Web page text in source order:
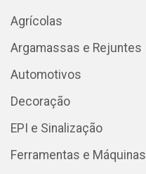
Agrícolas
Argamassas e Rejuntes
Automotivos
Decoração
EPI e Sinalização
Ferramentas e Máquinas